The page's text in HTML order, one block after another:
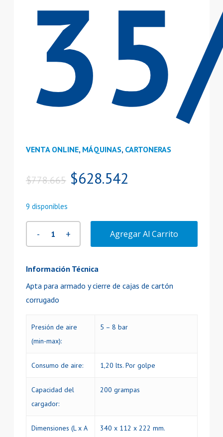
VENTA ONLINE, MÁQUINAS, CARTONERAS
$778.665 El
era:
$778.665.
$628.542
es:
$628.542.
9 disponibles
Agregar Al Carrito
Información Técnica
Apta para armado y cierre de cajas de cartón
corrugado
Presión de aire
(min-max):
5 – 8 bar
Consumo de aire: 1,20 lts. Por golpe
Capacidad del
cargador:
200 grampas
Dimensiones (L x A
340 x 112 x 222 mm.